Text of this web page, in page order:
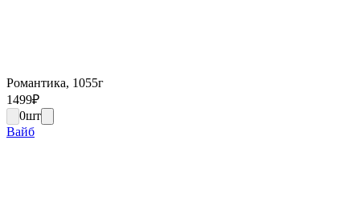
Романтика, 1055г
1499₽
0шт
Вайб